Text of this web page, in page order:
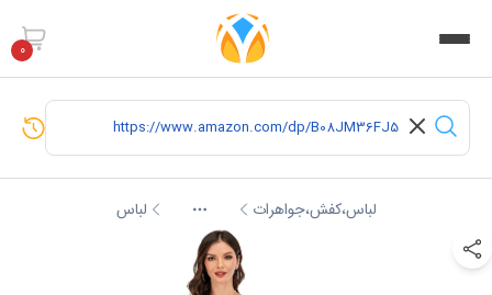
0
لباس،کفش،جواهرات More لباس